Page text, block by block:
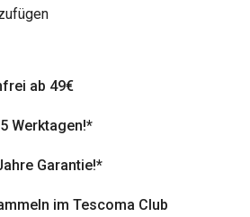
ab 49€
Werktagen!*
Garantie!*
im Tescoma Club